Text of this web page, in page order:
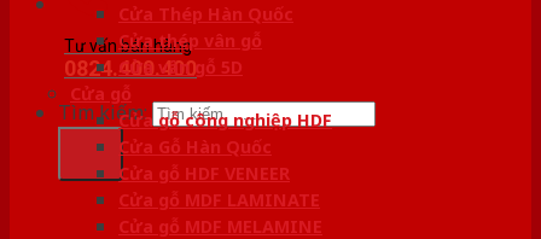
Tư vấn bán hàng
0824.400.400
Tìm kiếm:
Cửa Thép Hàn Quốc
Cửa thép vân gỗ
Cửa vân gỗ 5D
Cửa gỗ
Cửa gỗ công nghiệp HDF
Cửa Gỗ Hàn Quốc
Cửa gỗ HDF VENEER
Cửa gỗ MDF LAMINATE
Cửa gỗ MDF MELAMINE